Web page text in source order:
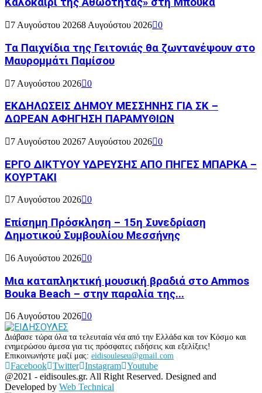
Καλοκαίρι της Αθωότητας» στη Μπούκα
7 Αυγούστου 20268 Αυγούστου 2026 0
Τα Παιχνίδια της Γειτονιάς θα ζωντανέψουν στο
Μαυρομμάτι Παμίσου
7 Αυγούστου 2026 0
ΕΚΔΗΛΩΣΕΙΣ ΔΗΜΟΥ ΜΕΣΣΗΝΗΣ ΓΙΑ ΣΚ –
ΔΩΡΕΑΝ ΑΦΗΓΗΣΗ ΠΑΡΑΜΥΘΙΩΝ
7 Αυγούστου 20267 Αυγούστου 2026 0
ΕΡΓΟ ΔΙΚΤΥΟΥ ΥΔΡΕΥΣΗΣ ΑΠΟ ΠΗΓΕΣ ΜΠΑΡΚΑ –
ΚΟΥΡΤΑΚΙ
7 Αυγούστου 2026 0
Επίσημη Πρόσκληση – 15η Συνεδρίαση
Δημοτικού Συμβουλίου Μεσσήνης
6 Αυγούστου 2026 0
Μια καταπληκτική μουσική βραδιά στο Ammos
Bouka Beach – στην παραλία της...
6 Αυγούστου 2026 0
Διάβασε τώρα όλα τα τελευταία νέα από την Ελλάδα και τον Κόσμο και
ενημερώσου άμεσα για τις πρόσφατες ειδήσεις και εξελίξεις!
Επικοινωνήστε μαζί μας: eidisouleseu@gmail.com
Facebook Twitter Instagram Youtube
@2021 - eidisoules.gr. All Right Reserved. Designed and
Developed by Web Technical